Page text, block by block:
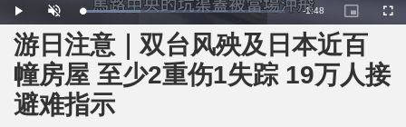
P
l
a
y
U
n
m
u
t
e
L
o
a
d
e
d
:
2
9
.
0
7
R
e
m
-1:48
P
i
c
t
u
r
e
-
F
u
r
e
e
游日注意｜双台风殃及日本近百
幢房屋 至少2重伤1失踪 19万人接
避难指示